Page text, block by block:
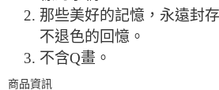
那些美好的記憶，永遠封
不退色的回憶。
不含Q畫。
商品資訊